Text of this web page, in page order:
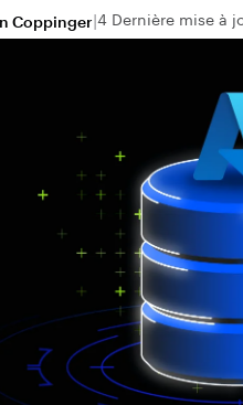
Coppinger 4 Dernière mise à